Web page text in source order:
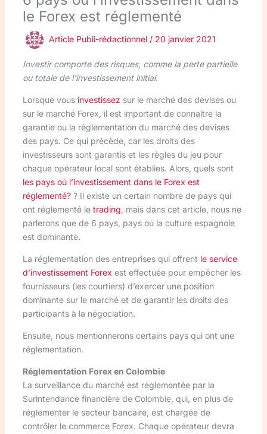
le Forex est réglementé
Article Publi-rédactionnel / 20 janvier 2021
Investir comporte des risques, comme la perte partielle
ou totale de l’investissement initial.
Lorsque vous investissez sur le marché des devises ou
sur le marché Forex, il est important de connaître la
garantie ou la réglementation du marché des devises
des pays. Ce qui précède, car les droits des
investisseurs sont garantis et les règles du jeu pour
chaque opérateur local sont établies. Alors, quels sont
les pays où l’investissement dans le Forex est
réglementé? ? Il existe un certain nombre de pays qui
ont réglementé le trading , mais dans cet article, nous ne
parlerons que de 6 pays, pays où la culture espagnole
est dominante.
La réglementation des entreprises qui offrent le service
d’investissement Forex est effectuée pour empêcher les
fournisseurs (les courtiers) d’exercer une position
dominante sur le marché et de garantir les droits des
participants à la négociation.
Ensuite, nous mentionnerons certains pays qui ont une
réglementation.
Réglementation Forex en Colombie
La surveillance du marché est réglementée par la
Surintendance financière de Colombie, qui, en plus de
réglementer le secteur bancaire, est chargée de
contrôler le commerce Forex. Chaque opérateur devra